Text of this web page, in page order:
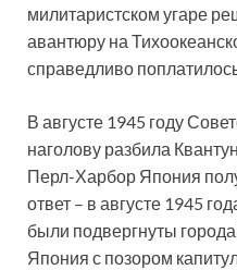
милитаристском угаре
авантюру на
справедливо
В августе 1945 году
наголову разбила
Перл-Харбор Япония
ответ – в августе 1945
были подвергнуты
Япония с позором